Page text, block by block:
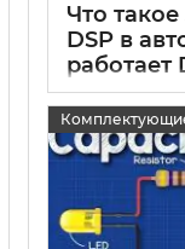
Что
DSP в
работает
15 05 2025